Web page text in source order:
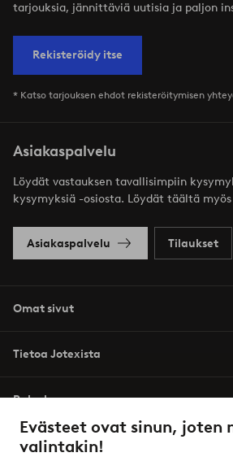
Evästeet ovat sinun, joten
valintakin!
tarjouksia, jännittäviä uutisia ja paljon
Rekisteröidy itse
* Katso tarjouksen ehdot rekisteröitymisen
Asiakaspalvelu
Löydät vastauksen tavallisimpiin
kysymyksiä -osiosta. Löydät täältä
Asiakaspalvelu Tilaukset
Omat sivut
Tietoa Jotexista
Palvelumme
Ehdot